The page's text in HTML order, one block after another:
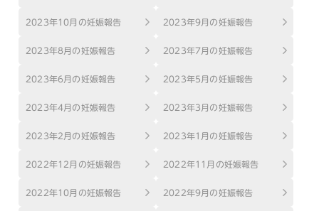
2023年10月の妊娠報告 2023年9月の妊娠報告
2023年8月の妊娠報告 2023年7月の妊娠報告
2023年6月の妊娠報告 2023年5月の妊娠報告
2023年4月の妊娠報告 2023年3月の妊娠報告
2023年2月の妊娠報告 2023年1月の妊娠報告
2022年12月の妊娠報告 2022年11月の妊娠報告
2022年10月の妊娠報告 2022年9月の妊娠報告